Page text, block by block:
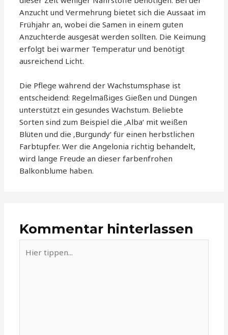
Anzucht und Vermehrung bietet sich die Aussaat im
Frühjahr an, wobei die Samen in einem guten
Anzuchterde ausgesät werden sollten. Die Keimung
erfolgt bei warmer Temperatur und benötigt
ausreichend Licht.
Die Pflege während der Wachstumsphase ist
entscheidend: Regelmäßiges Gießen und Düngen
unterstützt ein gesundes Wachstum. Beliebte
Sorten sind zum Beispiel die ‚Alba‘ mit weißen
Blüten und die ‚Burgundy‘ für einen herbstlichen
Farbtupfer. Wer die Angelonia richtig behandelt,
wird lange Freude an dieser farbenfrohen
Balkonblume haben.
Kommentar hinterlassen
tippen...